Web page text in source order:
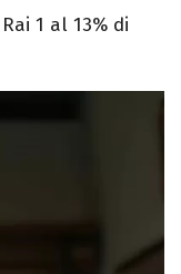
1 al 13% di